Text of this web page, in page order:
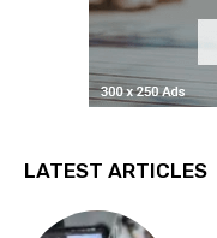
LATEST ARTICLES